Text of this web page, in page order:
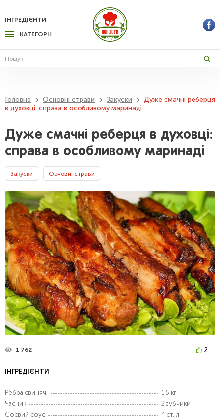
КАТЕГОРІЇ
ІНГРЕДІЄНТИ
Головна Основні страви Закуски
Дуже смачні реберця
в духовці: справа в особливому маринаді
Дуже смачні реберця в духовці:
справа в особливому маринаді
Закуски Основні страви
1 762 2
ІНГРЕДІЄНТИ
Ребра свинячі
1.5 кг
Часник
2 зубчики
Соєвий соус
4 ст. л.